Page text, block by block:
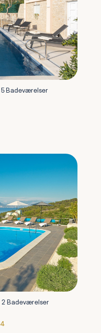
5 Badeværelser
2 Badeværelser
4